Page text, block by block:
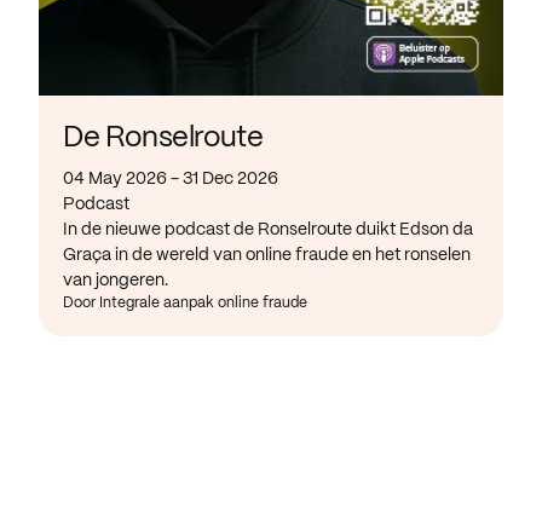
De Ronselroute
04 May 2026 - 31 Dec 2026
Podcast
In de nieuwe podcast de Ronselroute duikt Edson da
Graça in de wereld van online fraude en het ronselen
van jongeren.
Door Integrale aanpak online fraude